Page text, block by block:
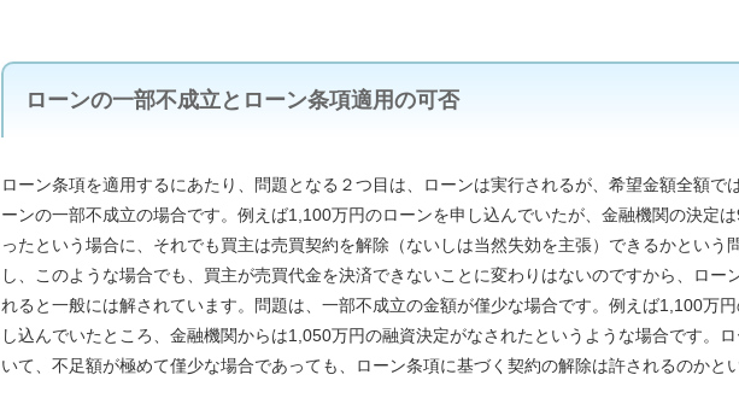
ローンの一部不成立とローン条項適用の可否
ローン条項を適用するにあたり、問題となる２つ目は、ローンは実行されるが、希望金額全額で
ーンの一部不成立の場合です。例えば1,100万円のローンを申し込んでいたが、金融機関の決定
ったという場合に、それでも買主は売買契約を解除（ないしは当然失効を主張）できるかという
し、このような場合でも、買主が売買代金を決済できないことに変わりはないのですから、ロー
れると一般には解されています。問題は、一部不成立の金額が僅少な場合です。例えば1,100万
し込んでいたところ、金融機関からは1,050万円の融資決定がなされたというような場合です。
いて、不足額が極めて僅少な場合であっても、ローン条項に基づく契約の解除は許されるのかと